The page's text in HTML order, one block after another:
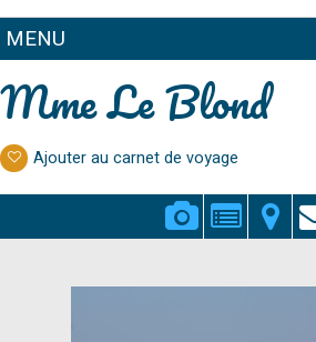
MENU
Mme Le Blond
Ajouter au carnet de voyage